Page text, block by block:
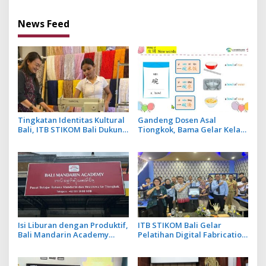
News Feed
Tingkatan Identitas Kultural
Bali, ITB STIKOM Bali Dukung
Kebaya
Gandeng Dosen Asal
Tiongkok, Bama Gelar Kelas
Restoran
Isi Liburan dengan Produktif,
Bali Mandarin Academy
ITB STIKOM Bali Gelar
Pelatihan Digital Fabrication